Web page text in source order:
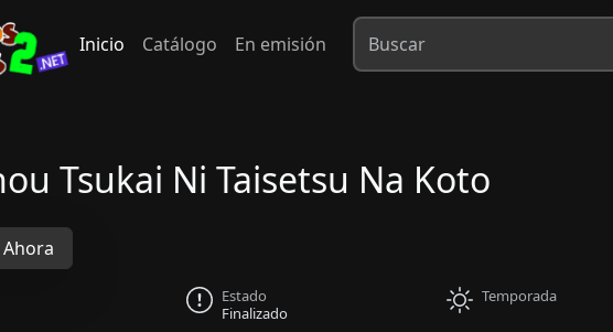
Inicio Catálogo En emisión
Tsukai Ni Taisetsu Na Koto
Estado
Finalizado
Temporada